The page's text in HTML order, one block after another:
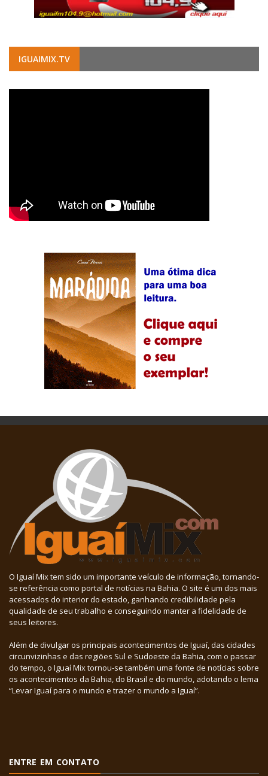
IGUAIMIX.TV
O Iguaí Mix tem sido um importante veículo de informação, tornando-
se referência como portal de notícias na Bahia. O site é um dos mais
acessados do interior do estado, ganhando credibilidade pela
qualidade de seu trabalho e conseguindo manter a fidelidade de
seus leitores.
Além de divulgar os principais acontecimentos de Iguaí, das cidades
circunvizinhas e das regiões Sul e Sudoeste da Bahia, com o passar
do tempo, o Iguaí Mix tornou-se também uma fonte de notícias sobre
os acontecimentos da Bahia, do Brasil e do mundo, adotando o lema
“Levar Iguaí para o mundo e trazer o mundo a Iguaí”.
ENTRE EM CONTATO